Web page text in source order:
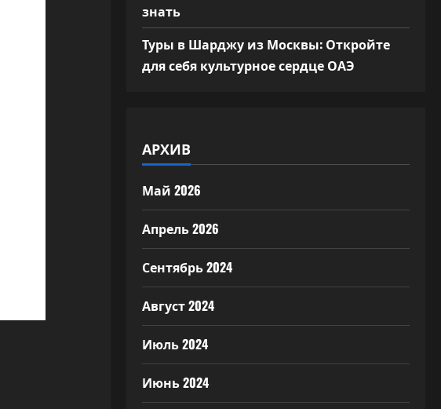
знать
Туры в Шарджу из Москвы: Откройте
для себя культурное сердце ОАЭ
АРХИВ
Май 2026
Апрель 2026
Сентябрь 2024
Август 2024
Июль 2024
Июнь 2024